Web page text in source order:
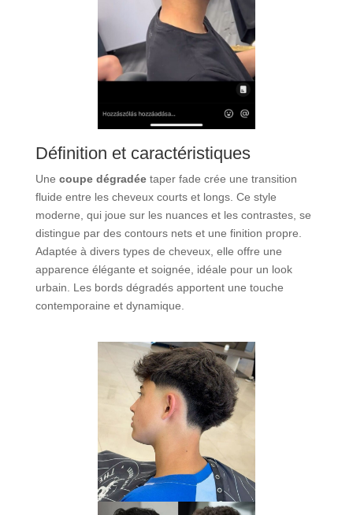
Définition et caractéristiques
Une coupe dégradéetaper fade crée une transition
fluide entre les cheveux courts et longs. Ce style
moderne, qui joue sur les nuances et les contrastes, se
distingue par des contours nets et une finition propre.
Adaptée à divers types de cheveux, elle offre une
apparence élégante et soignée, idéale pour un look
urbain. Les bords dégradés apportent une touche
contemporaine et dynamique.